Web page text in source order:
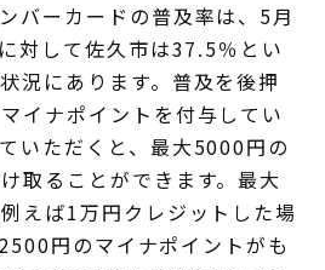
バーカードの普及率は、5月
対して佐久市は37.5％とい
況にあります。普及を後押
イナポイントを付与してい
いただくと、最大5000円の
取ることができます。最大
えば1万円クレジットした場
円のマイナポイントがも